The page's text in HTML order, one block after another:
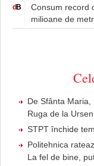
dB
Consum record
milioane de
De Sfânta Maria,
Ruga de la
STPT închide
Politehnica
La fel de bine,